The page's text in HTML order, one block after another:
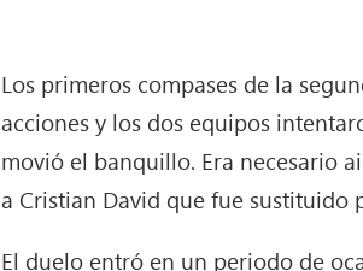
Los primeros compases de la
acciones y los dos equipos
movió el banquillo. Era necesario
a Cristian David que fue sustituido
El duelo entró en un periodo de